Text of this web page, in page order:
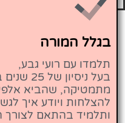
בגלל המורה
תלמדו עם רועי גבע,
בעל ניסיון
מתמטיקה, שהביא
להצלחות ויודע איך
ותלמיד בהתאם לצורך